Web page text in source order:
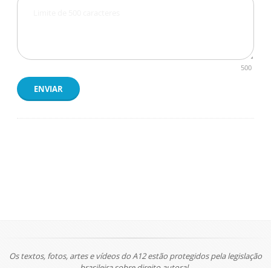
500
ENVIAR
Os textos, fotos, artes e vídeos do A12 estão protegidos pela legislação